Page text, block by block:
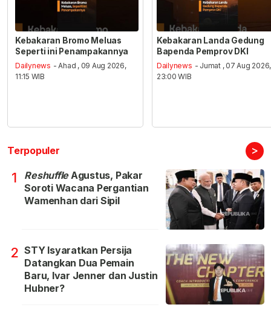
Kebakaran Bromo Meluas
Seperti ini Penampakannya
Dailynews - Ahad , 09 Aug 2026,
11:15 WIB
Kebakaran Landa Gedung
Bapenda Pemprov DKI
Dailynews - Jumat , 07 Aug 2026,
23:00 WIB
Terpopuler >
1 ReshuffleAgustus, Pakar
Soroti Wacana Pergantian
Wamenhan dari Sipil
2 STY Isyaratkan Persija
Datangkan Dua Pemain
Baru, Ivar Jenner dan Justin
Hubner?